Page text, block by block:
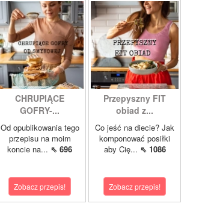
CHRUPIĄCE
GOFRY-...
Od opublikowania tego
przepisu na moim
koncie na... ⇖ 696
Zobacz przepis!
Przepyszny FIT
obiad z...
Co jeść na diecie? Jak
komponować posiłki
aby Cię... ⇖ 1086
Zobacz przepis!